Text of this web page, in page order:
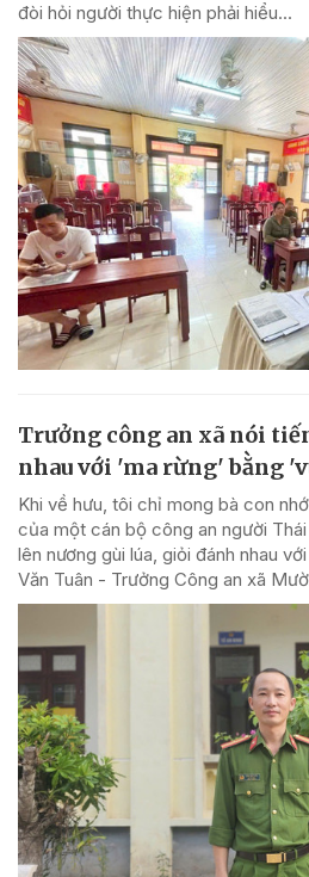
đòi hỏi người thực hiện phải hiểu...
Trưởng công an xã nói
nhau với 'ma rừng' bằng
Khi về hưu, tôi chỉ mong bà con
của một cán bộ công an người
lên nương gùi lúa, giỏi đánh nhau
Văn Tuân - Trưởng Công an xã